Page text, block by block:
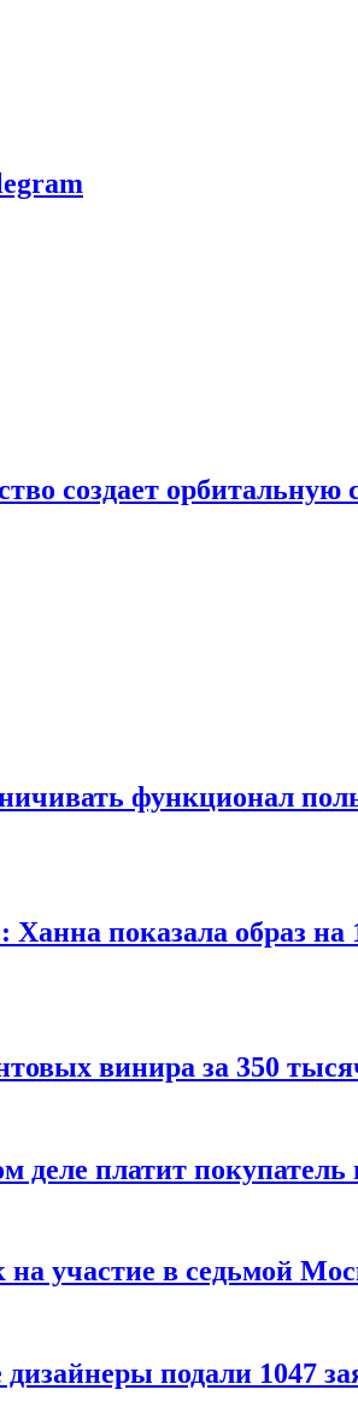
создает орбитальную
функционал
показала образ
винира за 350
деле платит
на участие в седьмой
подали 1047